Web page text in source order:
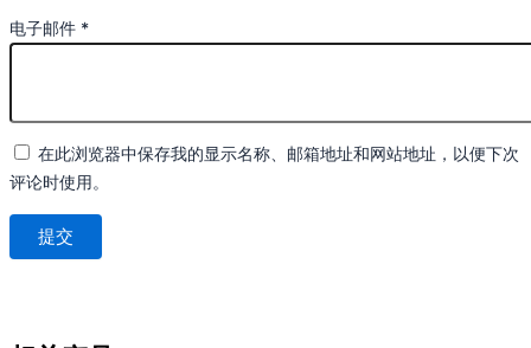
电子邮件 *
在此浏览器中保存我的显示名称、邮箱地址和网站地址，以便下次
评论时使用。